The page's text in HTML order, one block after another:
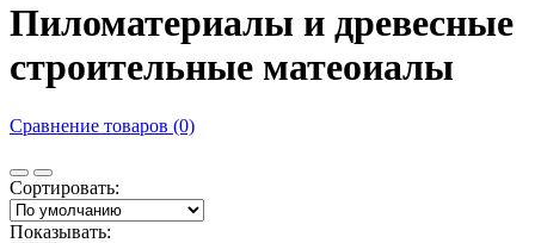
Пиломатериалы и древесные
строительные матеоиалы
Сравнение товаров (0)
Сортировать:
Показывать: